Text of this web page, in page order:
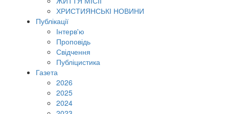
ХРИСТИЯНСЬКІ НОВИНИ
Публікації
Інтерв'ю
Проповідь
Свідчення
Публіцистика
Газета
2026
2025
2024